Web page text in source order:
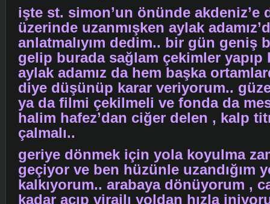
işte st. simon’un önünde akdeniz’e
üzerinde uzanmışken aylak
anlatmalıyım dedim.. bir gün geniş
gelip burada sağlam çekimler yapıp
aylak adamız da hem başka
diye düşünüp karar veriyorum..
ya da filmi çekilmeli ve fonda da
halim hafez’dan ciğer delen , kalp
çalmalı..
geriye dönmek için yola koyulma
geçiyor ve ben hüzünle uzandığım
kalkıyorum.. arabaya dönüyorum ,
kadar açıp virajlı yoldan hızla